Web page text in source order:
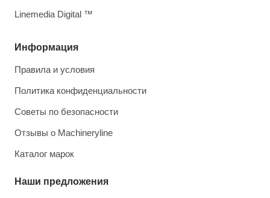
Информация
Правила и условия
Политика конфиденциальности
Советы по безопасности
Отзывы о Machineryline
Каталог марок
Наши предложения
Linemedia Digital ™